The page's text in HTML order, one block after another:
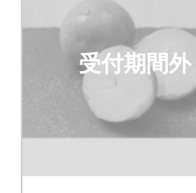
受付期間外